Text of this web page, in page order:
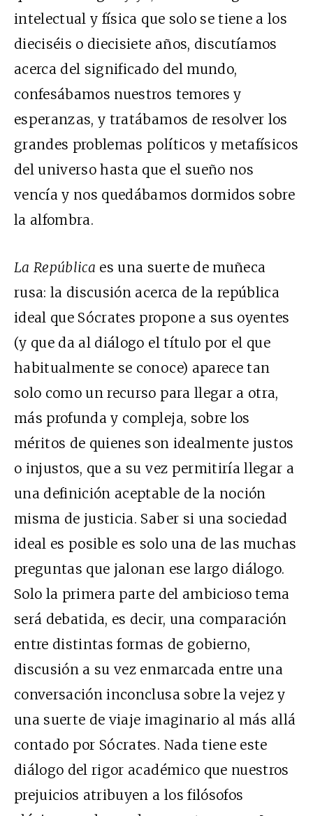
intelectual y física que solo se tiene a los
dieciséis o diecisiete años, discutíamos
acerca del significado del mundo,
confesábamos nuestros temores y
esperanzas, y tratábamos de resolver los
grandes problemas políticos y metafísicos
del universo hasta que el sueño nos
vencía y nos quedábamos dormidos sobre
la alfombra.
La República es una suerte de muñeca
rusa: la discusión acerca de la república
ideal que Sócrates propone a sus oyentes
(y que da al diálogo el título por el que
habitualmente se conoce) aparece tan
solo como un recurso para llegar a otra,
más profunda y compleja, sobre los
méritos de quienes son idealmente justos
o injustos, que a su vez permitiría llegar a
una definición aceptable de la noción
misma de justicia. Saber si una sociedad
ideal es posible es solo una de las muchas
preguntas que jalonan ese largo diálogo.
Solo la primera parte del ambicioso tema
será debatida, es decir, una comparación
entre distintas formas de gobierno,
discusión a su vez enmarcada entre una
conversación inconclusa sobre la vejez y
una suerte de viaje imaginario al más allá
contado por Sócrates. Nada tiene este
diálogo del rigor académico que nuestros
prejuicios atribuyen a los filósofos